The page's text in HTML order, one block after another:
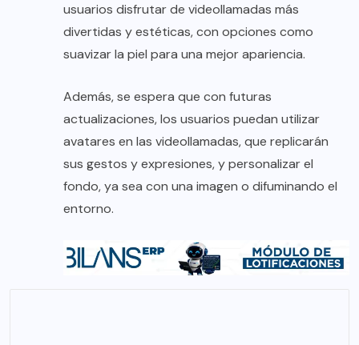
usuarios disfrutar de videollamadas más
divertidas y estéticas, con opciones como
suavizar la piel para una mejor apariencia.
Además, se espera que con futuras
actualizaciones, los usuarios puedan utilizar
avatares en las videollamadas, que replicarán
sus gestos y expresiones, y personalizar el
fondo, ya sea con una imagen o difuminando el
entorno.